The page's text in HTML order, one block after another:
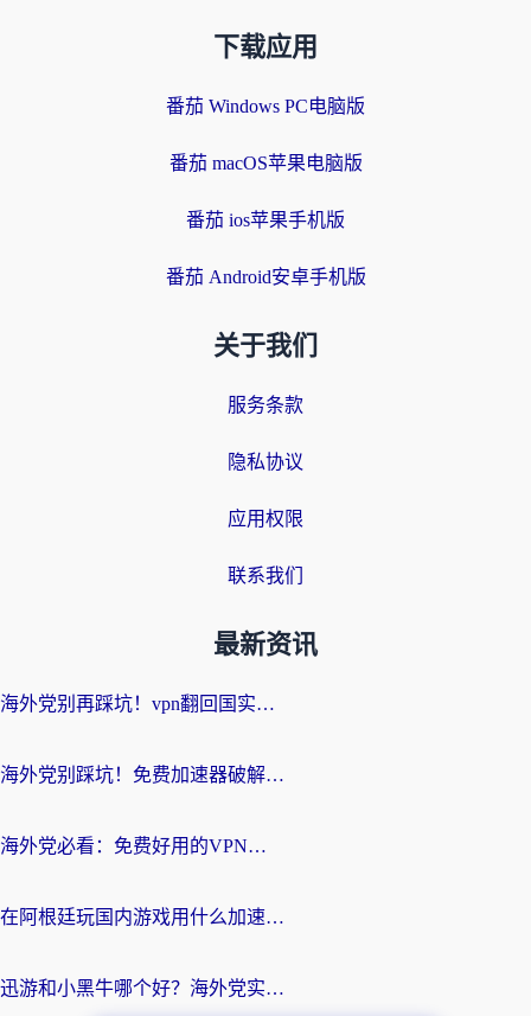
下载应用
番茄 Windows PC电脑版
番茄 macOS苹果电脑版
番茄 ios苹果手机版
番茄 Android安卓手机版
关于我们
服务条款
隐私协议
应用权限
联系我们
最新资讯
海外党别再踩坑！vpn翻回国实用指南——选对加速器，国内资源无缝用
海外党别踩坑！免费加速器破解版真的能用？教你无缝访问国内资源的正确姿势
海外党必看：免费好用的VPN？不如选对转国内加速器实现无缝追剧
在阿根廷玩国内游戏用什么加速器？3年海外党亲测实用指南
迅游和小黑牛哪个好？海外党实测指南，选对中国地址加速器才能无缝刷国内资源